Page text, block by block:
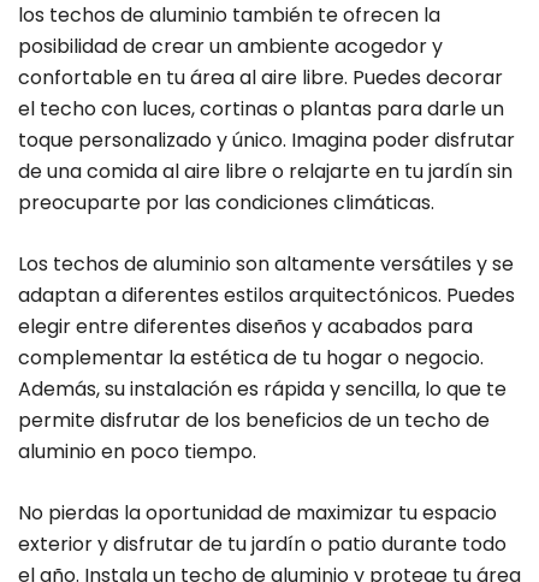
los techos de aluminio también te ofrecen la
posibilidad de crear un ambiente acogedor y
confortable en tu área al aire libre. Puedes decorar
el techo con luces, cortinas o plantas para darle un
toque personalizado y único. Imagina poder disfrutar
de una comida al aire libre o relajarte en tu jardín sin
preocuparte por las condiciones climáticas.
Los techos de aluminio son altamente versátiles y se
adaptan a diferentes estilos arquitectónicos. Puedes
elegir entre diferentes diseños y acabados para
complementar la estética de tu hogar o negocio.
Además, su instalación es rápida y sencilla, lo que te
permite disfrutar de los beneficios de un techo de
aluminio en poco tiempo.
No pierdas la oportunidad de maximizar tu espacio
exterior y disfrutar de tu jardín o patio durante todo
el año. Instala un techo de aluminio y protege tu área